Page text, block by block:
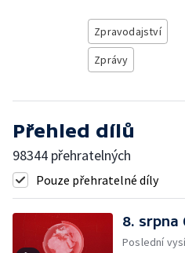
Zpravodajství
Zprávy
Přehled dílů
98344 přehratelných
Pouze přehratelné díly
8. srpna
Poslední